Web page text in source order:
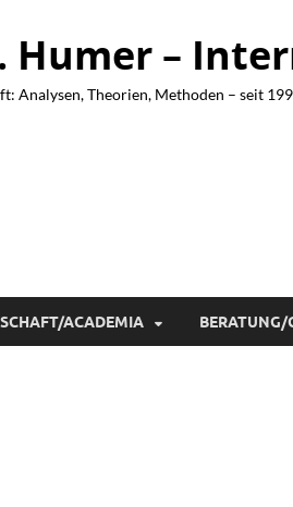
Humer –
Analysen, Theorien, Methoden – seit
ACADEMIA BERATUNG/